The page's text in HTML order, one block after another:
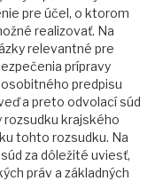
pre účel, o ktorom
realizovať. Na
relevantné pre
prípravy
predpisu
a preto odvolací súd
rozsudku krajského
tohto rozsudku. Na
za dôležité uviesť,
práv a základných